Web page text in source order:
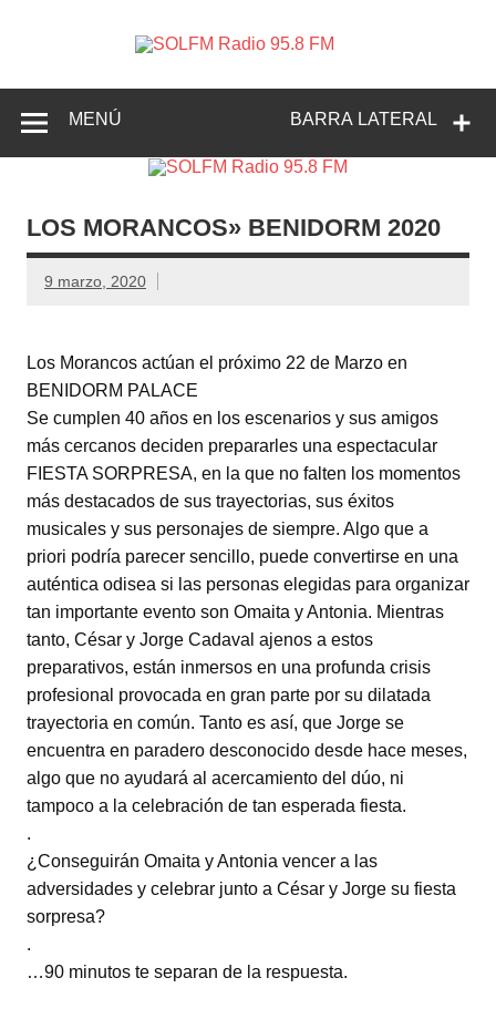
Radio
95.8 FM
Crevillente, Radio en Vega Baja y Radio en el Medio
BARRA LATERAL
MENÚ
LOS MORANCOS» BENIDORM 2020
9 marzo, 2020
Los Morancos actúan el próximo 22 de Marzo en
BENIDORM PALACE
Se cumplen 40 años en los escenarios y sus amigos
más cercanos deciden prepararles una espectacular
FIESTA SORPRESA, en la que no falten los momentos
más destacados de sus trayectorias, sus éxitos
musicales y sus personajes de siempre. Algo que a
priori podría parecer sencillo, puede convertirse en una
auténtica odisea si las personas elegidas para organizar
tan importante evento son Omaita y Antonia. Mientras
tanto, César y Jorge Cadaval ajenos a estos
preparativos, están inmersos en una profunda crisis
profesional provocada en gran parte por su dilatada
trayectoria en común. Tanto es así, que Jorge se
encuentra en paradero desconocido desde hace meses,
algo que no ayudará al acercamiento del dúo, ni
tampoco a la celebración de tan esperada fiesta.
.
¿Conseguirán Omaita y Antonia vencer a las
adversidades y celebrar junto a César y Jorge su fiesta
sorpresa?
.
…90 minutos te separan de la respuesta.